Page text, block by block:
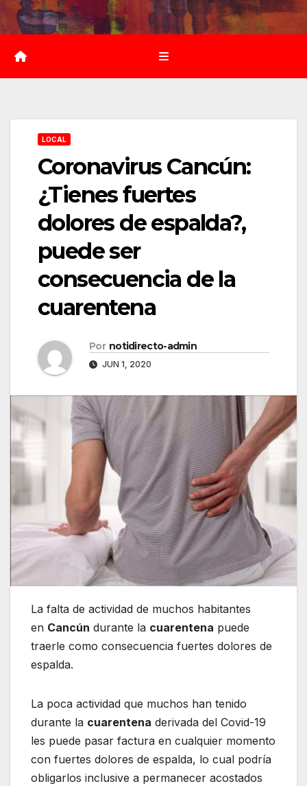
Saltar
al
contenido
LOCAL
Coronavirus Cancún:
¿Tienes fuertes
dolores de espalda?,
puede ser
consecuencia de la
cuarentena
Por notidirecto-admin
JUN 1, 2020
La falta de actividad de muchos habitantes
en Cancún durante la cuarentena puede
traerle como consecuencia fuertes dolores de
espalda.
La poca actividad que muchos han tenido
durante la cuarentena derivada del Covid-19
les puede pasar factura en cualquier momento
con fuertes dolores de espalda, lo cual podría
obligarlos inclusive a permanecer acostados